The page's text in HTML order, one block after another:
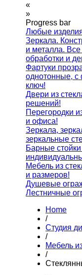
«
»
Progress bar
Любые
Зеркала.
и металла. Все
обработки и
Фартуки
однотонные, с
ключ!
Двери из
решений!
Перегородки
и офиса!
Зеркала,
зеркальные
Барные
Мебель из
и размеров!
Душевые
Лестничные
Home
/
Студия
/
Мебель
/